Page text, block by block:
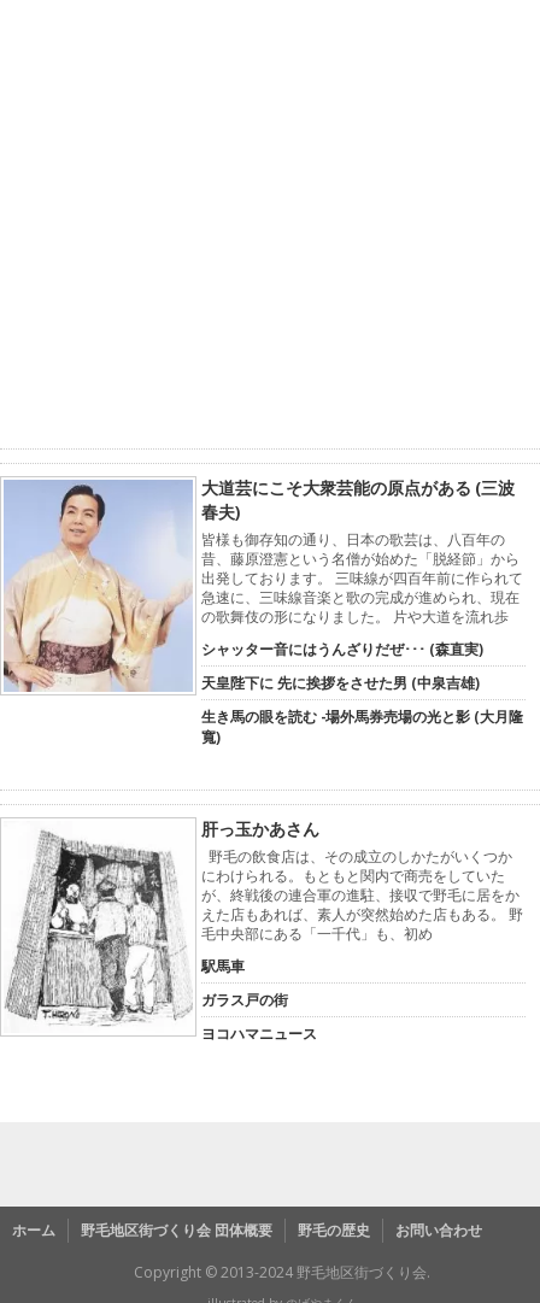
大道芸にこそ大衆芸能の原点がある (三波
春夫)
皆様も御存知の通り、日本の歌芸は、八百年の
昔、藤原澄憲という名僧が始めた「脱経節」から
出発しております。 三味線が四百年前に作られて
急速に、三味線音楽と歌の完成が進められ、現在
の歌舞伎の形になりました。 片や大道を流れ歩
シャッター音にはうんざりだぜ･･･ (森直実)
天皇陛下に 先に挨拶をさせた男 (中泉吉雄)
生き馬の眼を読む -場外馬券売場の光と影 (大月隆
寬)
肝っ玉かあさん
野毛の飲食店は、その成立のしかたがいくつか
にわけられる。もともと関内で商売をしていた
が、終戦後の連合軍の進駐、接収で野毛に居をか
えた店もあれば、素人が突然始めた店もある。 野
毛中央部にある「一千代」も、初め
駅馬車
ガラス戸の街
ヨコハマニュース
ホーム 野毛地区街づくり会 団体概要 野毛の歴史 お問い合わせ
Copyright © 2013-2024 野毛地区街づくり会.